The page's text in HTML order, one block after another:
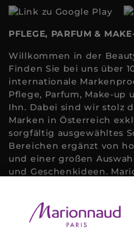
PFLEGE, PARFUM &
Willkommen in der
Finden Sie bei uns über
internationale
Pflege, Parfum, Make-up
Ihn. Dabei sind wir stolz
Marken in Österreich
sorgfältig ausgewähltes
Bereichen ergänzt von
und einer großen
und Geschenkideen.
Bedürfnissen individuell
helfen zu können.